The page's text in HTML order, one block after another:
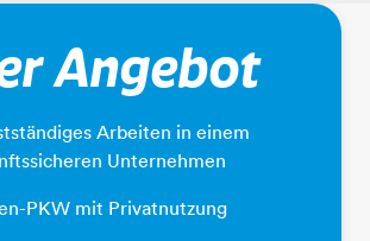
Angebot
Arbeiten in einem
Unternehmen
PKW mit Privatnutzung